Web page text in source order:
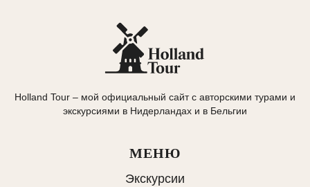
Holland Tour – мой официальный сайт с авторскими турами и
экскурсиями в Нидерландах и в Бельгии
МЕНЮ
Экскурсии